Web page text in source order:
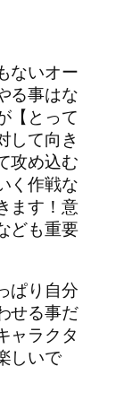
ないオー
る事はな
【とって
して向き
攻め込む
く作戦な
ます！意
ども重要
ぱり自分
せる事だ
ャラクタ
しいで